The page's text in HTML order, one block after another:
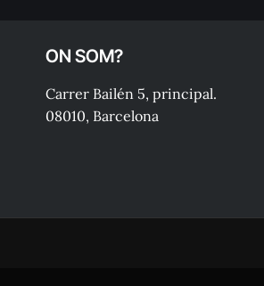
ON SOM?
Carrer Bailén 5, principal.
08010, Barcelona